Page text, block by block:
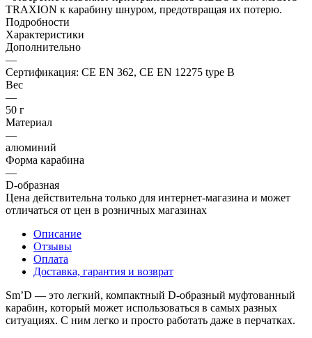
TRAXION к карабину шнуром, предотвращая их потерю.
Подробности
Характеристики
Дополнительно
—
Сертификация: CE EN 362, CE EN 12275 type B
Вес
—
50 г
Материал
—
алюминий
Форма карабина
—
D-образная
Цена действительна только для интернет-магазина и может
отличаться от цен в розничных магазинах
Описание
Отзывы
Оплата
Доставка, гарантия и возврат
Sm’D — это легкий, компактный D-образный муфтованный
карабин, который может использоваться в самых разных
ситуациях. С ним легко и просто работать даже в перчатках.